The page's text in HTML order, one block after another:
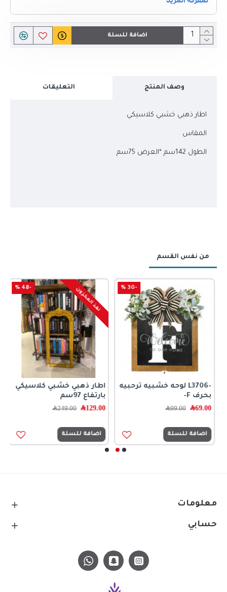
اضافة للسلة
وصف المنتج التعليقات
اطار ذهبي خشبي كلاسيكي
المقاس
الطول 142سم *العرض 75سم
من نفس القسم
-30 %
-L3706 لوحه خشبيه ترحبيه
بحرف F-
69.00﷼ 99.00﷼
اضافة للسلة
-48 % نفذ المخزون
اطار ذهبي خشبي كلاسيكي
بارتفاع 97سم
129.00﷼ 249.00﷼
اضافة للسلة
معلومات
حسابي